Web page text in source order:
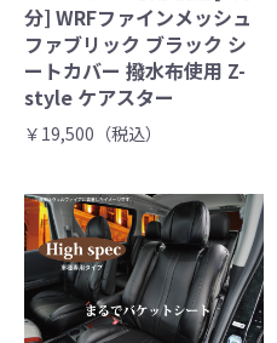
分] WRFファインメッシュ
ファブリック ブラック シ
ートカバー 撥水布使用 Z-
style ケアスター
￥19,500（税込）